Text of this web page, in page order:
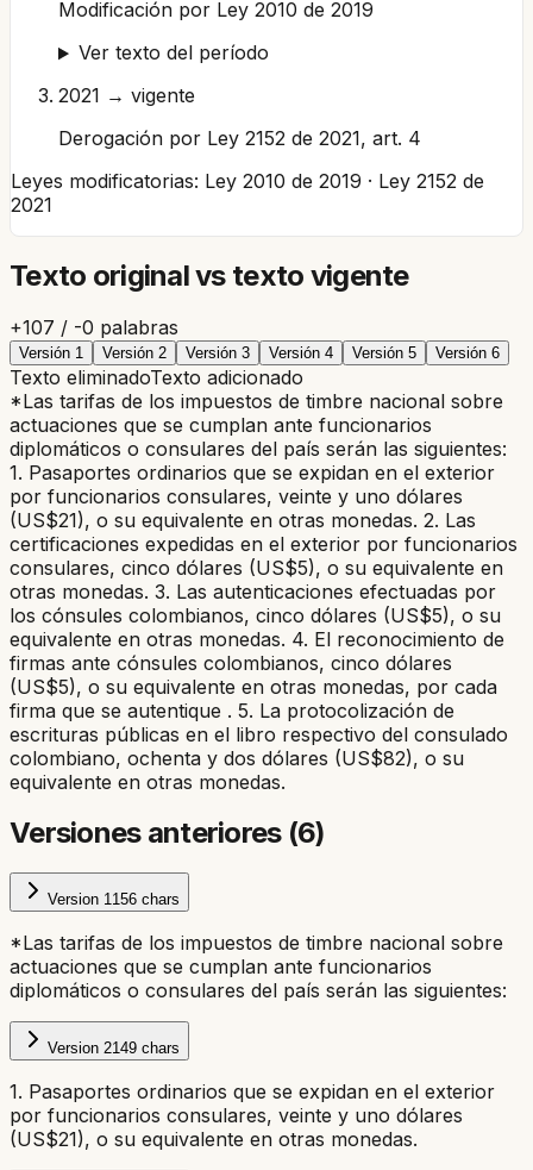
Modificación por Ley 2010 de 2019
Ver texto del período
2021 → vigente
Derogación por Ley 2152 de 2021, art. 4
Leyes modificatorias: Ley 2010 de 2019 · Ley 2152 de
2021
Texto original vs texto vigente
+107 / -0 palabras
Versión 1 Versión 2 Versión 3 Versión 4 Versión 5 Versión 6
Texto eliminadoTexto adicionado
*Las tarifas de los impuestos de timbre nacional sobre
actuaciones que se cumplan ante funcionarios
diplomáticos o consulares del país serán las siguientes:
1. Pasaportes ordinarios que se expidan en el exterior
por funcionarios consulares, veinte y uno dólares
(US$21), o su equivalente en otras monedas. 2. Las
certificaciones expedidas en el exterior por funcionarios
consulares, cinco dólares (US$5), o su equivalente en
otras monedas. 3. Las autenticaciones efectuadas por
los cónsules colombianos, cinco dólares (US$5), o su
equivalente en otras monedas. 4. El reconocimiento de
firmas ante cónsules colombianos, cinco dólares
(US$5), o su equivalente en otras monedas, por cada
firma que se autentique . 5. La protocolización de
escrituras públicas en el libro respectivo del consulado
colombiano, ochenta y dos dólares (US$82), o su
equivalente en otras monedas.
Versiones anteriores (6)
Version 1156 chars
*Las tarifas de los impuestos de timbre nacional sobre
actuaciones que se cumplan ante funcionarios
diplomáticos o consulares del país serán las siguientes:
Version 2149 chars
1. Pasaportes ordinarios que se expidan en el exterior
por funcionarios consulares, veinte y uno dólares
(US$21), o su equivalente en otras monedas.